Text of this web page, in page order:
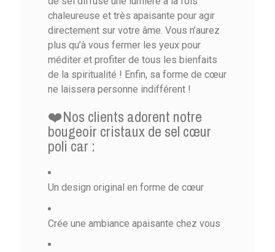
chaleureuse et très apaisante pour agir
directement sur votre âme. Vous n’aurez
plus qu’à vous fermer les yeux pour
méditer et profiter de tous les bienfaits
de la spiritualité ! Enfin, sa forme de cœur
ne laissera personne indifférent !
❤️Nos clients adorent notre
bougeoir cristaux de sel cœur
poli car :
Un design original en forme de cœur
Crée une ambiance apaisante chez vous